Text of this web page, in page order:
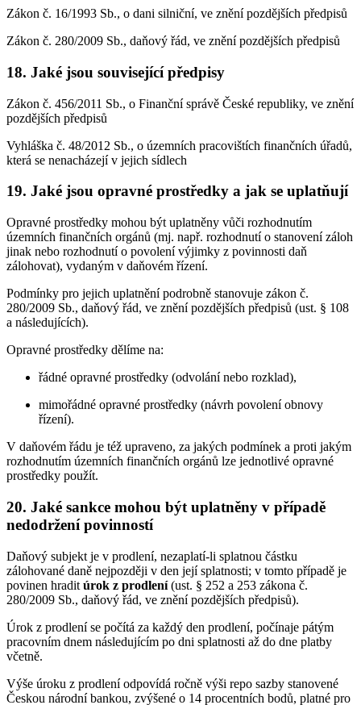
Zákon č. 16/1993 Sb., o dani silniční, ve znění pozdějších předpisů
Zákon č. 280/2009 Sb., daňový řád, ve znění pozdějších předpisů
18. Jaké jsou související předpisy
Zákon č. 456/2011 Sb., o Finanční správě České republiky, ve znění
pozdějších předpisů
Vyhláška č. 48/2012 Sb., o územních pracovištích finančních úřadů,
která se nenacházejí v jejich sídlech
19. Jaké jsou opravné prostředky a jak se uplatňují
Opravné prostředky mohou být uplatněny vůči rozhodnutím
územních finančních orgánů (mj. např. rozhodnutí o stanovení záloh
jinak nebo rozhodnutí o povolení výjimky z povinnosti daň
zálohovat), vydaným v daňovém řízení.
Podmínky pro jejich uplatnění podrobně stanovuje zákon č.
280/2009 Sb., daňový řád, ve znění pozdějších předpisů (ust. § 108
a následujících).
Opravné prostředky dělíme na:
řádné opravné prostředky (odvolání nebo rozklad),
mimořádné opravné prostředky (návrh povolení obnovy
řízení).
V daňovém řádu je též upraveno, za jakých podmínek a proti jakým
rozhodnutím územních finančních orgánů lze jednotlivé opravné
prostředky použít.
20. Jaké sankce mohou být uplatněny v případě
nedodržení povinností
Daňový subjekt je v prodlení, nezaplatí-li splatnou částku
zálohované daně nejpozději v den její splatnosti; v tomto případě je
povinen hradit úrok z prodlení(ust. § 252 a 253 zákona č.
280/2009 Sb., daňový řád, ve znění pozdějších předpisů).
Úrok z prodlení se počítá za každý den prodlení, počínaje pátým
pracovním dnem následujícím po dni splatnosti až do dne platby
včetně.
Výše úroku z prodlení odpovídá ročně výši repo sazby stanovené
Českou národní bankou, zvýšené o 14 procentních bodů, platné pro